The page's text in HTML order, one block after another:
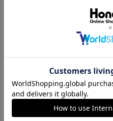
涼しい
サイズ：Ｌ
色：オフチェ
:ちょうどいい